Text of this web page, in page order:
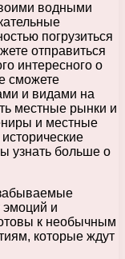
водными
погрузиться
отправиться
интересного о
сможете
и видами на
местные рынки и
и местные
узнать больше о
и
к необычным
которые ждут